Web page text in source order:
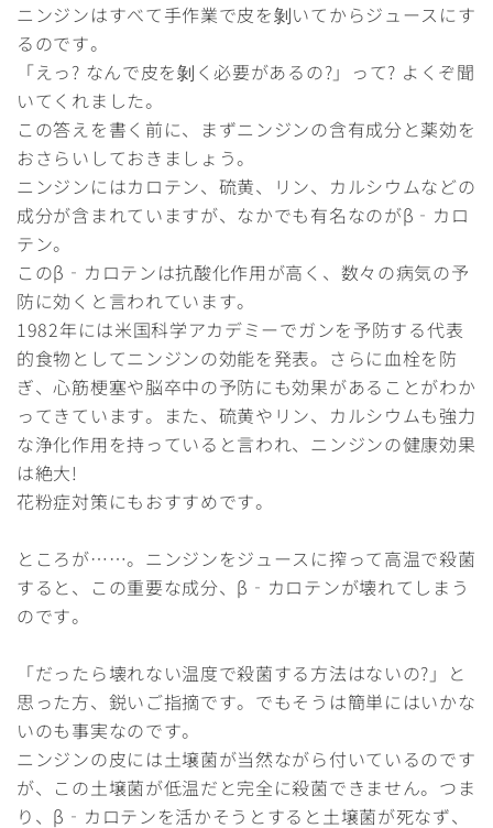
ニンジンはすべて手作業で皮を剝いてからジュースにす
るのです。
「えっ? なんで皮を剝く必要があるの?」って? よくぞ聞
いてくれました。
この答えを書く前に、まずニンジンの含有成分と薬効を
おさらいしておきましょう。
ニンジンにはカロテン、硫黄、リン、カルシウムなどの
成分が含まれていますが、なかでも有名なのがβ‐カロ
テン。
このβ‐カロテンは抗酸化作用が高く、数々の病気の予
防に効くと言われています。
1982年には米国科学アカデミーでガンを予防する代表
的食物としてニンジンの効能を発表。さらに血栓を防
ぎ、心筋梗塞や脳卒中の予防にも効果があることがわか
ってきています。また、硫黄やリン、カルシウムも強力
な浄化作用を持っていると言われ、ニンジンの健康効果
は絶大!
花粉症対策にもおすすめです。
ところが……。ニンジンをジュースに搾って高温で殺菌
すると、この重要な成分、β‐カロテンが壊れてしまう
のです。
「だったら壊れない温度で殺菌する方法はないの?」と
思った方、鋭いご指摘です。でもそうは簡単にはいかな
いのも事実なのです。
ニンジンの皮には土壌菌が当然ながら付いているのです
が、この土壌菌が低温だと完全に殺菌できません。つま
り、β‐カロテンを活かそうとすると土壌菌が死なず、